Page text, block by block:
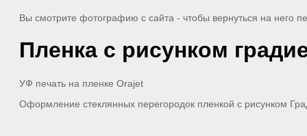
Вы смотрите фотографию с сайта - чтобы вернуться на него
Пленка с рисунком
УФ печать на пленке Orajet
Оформление стеклянных перегородок пленкой с рисунком